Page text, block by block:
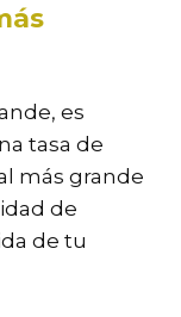
es
tasa de
más grande
de
de tu